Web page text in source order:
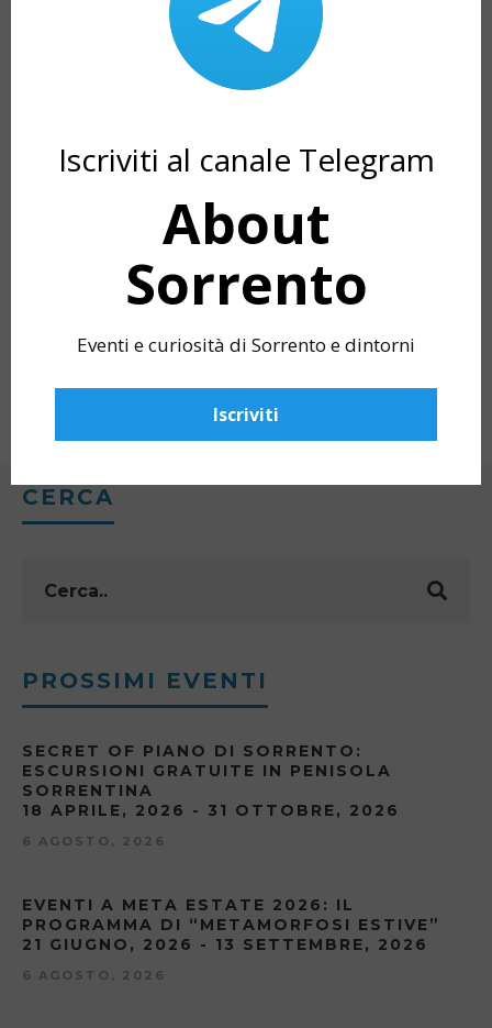
ARTICOLI CORRELATI
CERCA
PROSSIMI EVENTI
SECRET OF PIANO DI SORRENTO:
ESCURSIONI GRATUITE IN PENISOLA
SORRENTINA
18 APRILE, 2026 - 31 OTTOBRE, 2026
6 AGOSTO, 2026
EVENTI A META ESTATE 2026: IL
PROGRAMMA DI “METAMORFOSI ESTIVE”
21 GIUGNO, 2026 - 13 SETTEMBRE, 2026
6 AGOSTO, 2026
Iscriviti al canale Telegram
About
Sorrento
Eventi e curiosità di Sorrento e dintorni
Iscriviti